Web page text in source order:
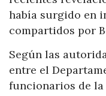
había surgido en
compartidos por
Según las
entre el
funcionarios de la